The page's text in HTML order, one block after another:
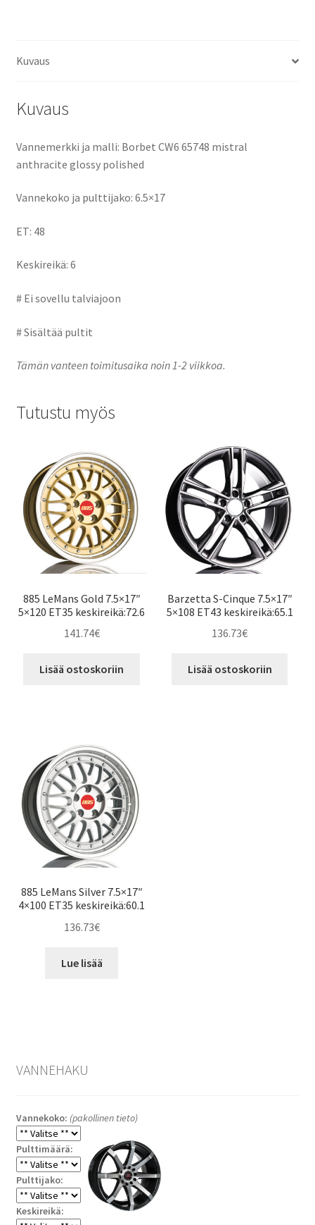
määräo
Kuvaus
Kuvaus
Vannemerkki ja malli: Borbet CW6 65748 mistral
anthracite glossy polished
Vannekoko ja pulttijako: 6.5×17
ET: 48
Keskireikä: 6
# Ei sovellu talviajoon
# Sisältää pultit
Tämän vanteen toimitusaika noin 1-2 viikkoa.
Tutustu myös
885 LeMans Gold 7.5×17″
5×120 ET35 keskireikä:72.6
141.74€
Lisää ostoskoriin
Barzetta S-Cinque 7.5×17″
5×108 ET43 keskireikä:65.1
136.73€
Lisää ostoskoriin
885 LeMans Silver 7.5×17″
4×100 ET35 keskireikä:60.1
136.73€
Lue lisää
VANNEHAKU
Vannekoko: (pakollinen tieto)
Pulttimäärä:
Pulttijako:
Keskireikä: